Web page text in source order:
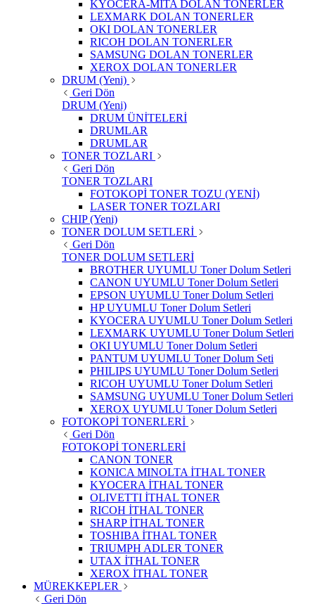
KYOCERA-MITA DOLAN TONERLER
LEXMARK DOLAN TONERLER
OKI DOLAN TONERLER
RICOH DOLAN TONERLER
SAMSUNG DOLAN TONERLER
XEROX DOLAN TONERLER
DRUM (Yeni)
Geri Dön
DRUM (Yeni)
DRUM ÜNİTELERİ
DRUMLAR
DRUMLAR
TONER TOZLARI
Geri Dön
TONER TOZLARI
FOTOKOPİ TONER TOZU (YENİ)
LASER TONER TOZLARI
CHIP (Yeni)
TONER DOLUM SETLERİ
Geri Dön
TONER DOLUM SETLERİ
BROTHER UYUMLU Toner Dolum Setleri
CANON UYUMLU Toner Dolum Setleri
EPSON UYUMLU Toner Dolum Setleri
HP UYUMLU Toner Dolum Setleri
KYOCERA UYUMLU Toner Dolum Setleri
LEXMARK UYUMLU Toner Dolum Setleri
OKI UYUMLU Toner Dolum Setleri
PANTUM UYUMLU Toner Dolum Seti
PHILIPS UYUMLU Toner Dolum Setleri
RICOH UYUMLU Toner Dolum Setleri
SAMSUNG UYUMLU Toner Dolum Setleri
XEROX UYUMLU Toner Dolum Setleri
FOTOKOPİ TONERLERİ
Geri Dön
FOTOKOPİ TONERLERİ
CANON TONER
KONICA MINOLTA İTHAL TONER
KYOCERA İTHAL TONER
OLIVETTI İTHAL TONER
RICOH İTHAL TONER
SHARP İTHAL TONER
TOSHIBA İTHAL TONER
TRIUMPH ADLER TONER
UTAX İTHAL TONER
XEROX İTHAL TONER
MÜREKKEPLER
Geri Dön